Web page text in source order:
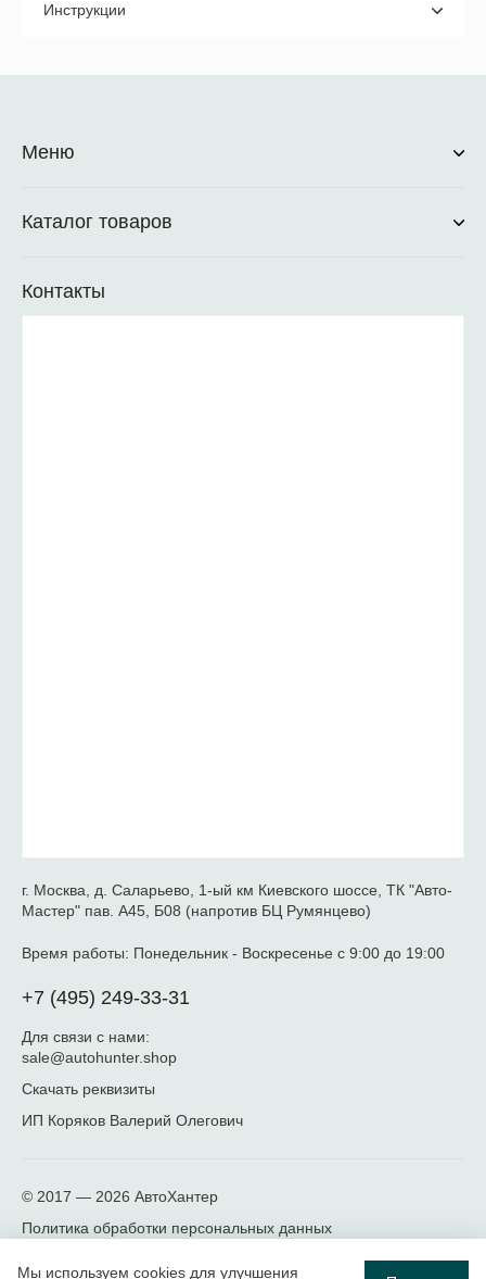
Инструкции
Меню
Каталог товаров
Контакты
г. Москва, д. Саларьево, 1-ый км Киевского шоссе, ТК "Авто-
Мастер" пав. А45, Б08 (напротив БЦ Румянцево)
Время работы: Понедельник - Воскресенье с 9:00 до 19:00
+7 (495) 249-33-31
Для связи с нами:
sale@autohunter.shop
Скачать реквизиты
ИП Коряков Валерий Олегович
© 2017 — 2026 АвтоХантер
Политика обработки персональных данных
Мы используем cookies для улучшения